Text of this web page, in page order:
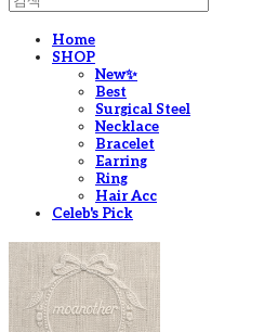
Home
SHOP
New✨
Best
Surgical Steel
Necklace
Bracelet
Earring
Ring
Hair Acc
Celeb's Pick